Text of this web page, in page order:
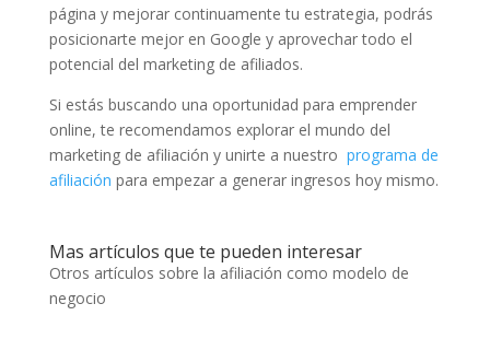
página y mejorar continuamente tu estrategia, podrás
posicionarte mejor en Google y aprovechar todo el
potencial del marketing de afiliados.
Si estás buscando una oportunidad para emprender
online, te recomendamos explorar el mundo del
marketing de afiliación y unirte a nuestro programa de
afiliación para empezar a generar ingresos hoy mismo.
Mas artículos que te pueden interesar
Otros artículos sobre la afiliación como modelo de
negocio